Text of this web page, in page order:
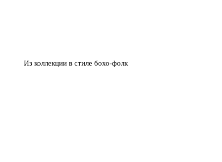
Из коллекции в стиле бохо-фолк